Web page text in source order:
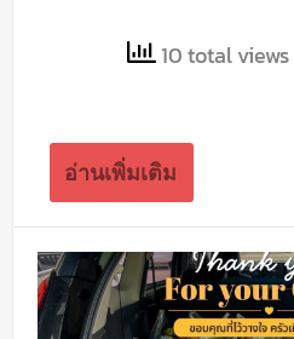
10 total views
อ่านเพิ่มเติม